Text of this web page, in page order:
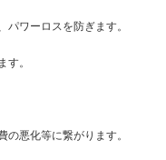
パワーロスを防ぎます。
す。
悪化等に繋がります。